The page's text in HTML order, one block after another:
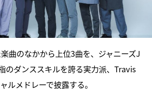
曲のなかから上位3曲を、ジャニーズJ
のダンススキルを誇る実力派、Travis
ルメドレーで披露する。